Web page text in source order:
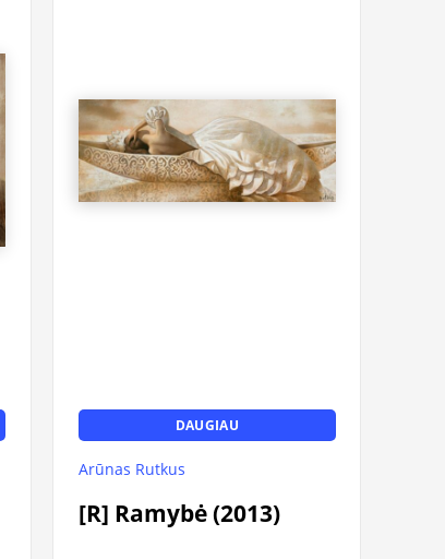
DAUGIAU
Arūnas Rutkus
[R] Ramybė (2013)